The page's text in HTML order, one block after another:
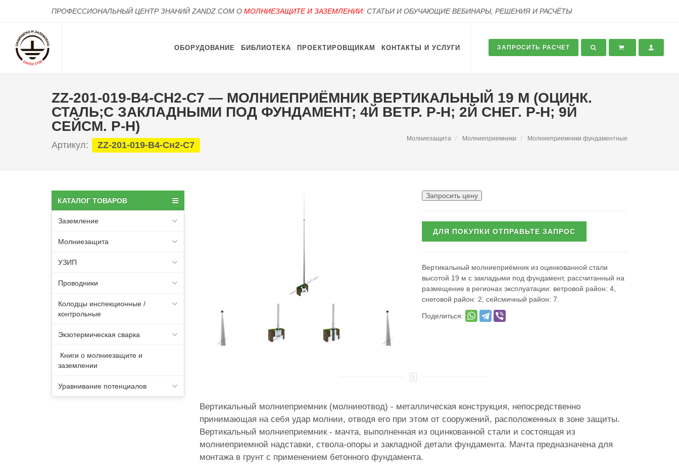
ПРОФЕССИОНАЛЬНЫЙ ЦЕНТР ЗНАНИЙ ZANDZ.COM О МОЛНИЕЗАЩИТЕ И ЗАЗЕМЛЕНИИ: СТАТЬИ И ОБУЧАЮЩИЕ ВЕБИНАРЫ, РЕШЕНИЯ И РАСЧЁТЫ
ОБОРУДОВАНИЕ БИБЛИОТЕКА ПРОЕКТИРОВЩИКАМ КОНТАКТЫ И УСЛУГИ ЗАПРОСИТЬ РАСЧЕТ
ZZ-201-019-В4-СН2-С7 — МОЛНИЕПРИЁМНИК ВЕРТИКАЛЬНЫЙ 19 М (ОЦИНК.
СТАЛЬ;С ЗАКЛАДНЫМИ ПОД ФУНДАМЕНТ; 4Й ВЕТР. Р-Н; 2Й СНЕГ. Р-Н; 9Й
СЕЙСМ. Р-Н)
Артикул: ZZ-201-019-В4-Сн2-С7
Молниезащита Молниеприемники Молниеприемники фундаментные
КАТАЛОГ ТОВАРОВ
Заземление
Молниезащита
УЗИП
Проводники
Колодцы инспекционные /
контрольные
Экзотермическая сварка
Книги о молниезащите и
заземлении
Уравнивание потенциалов
Запросить цену
ДЛЯ ПОКУПКИ ОТПРАВЬТЕ ЗАПРОС
Вертикальный молниеприёмник из оцинкованной стали
высотой 19 м с закладыми под фундамент, рассчитанный на
размещение в регионах эксплуатации: ветровой район: 4,
снеговой район: 2, сейсмичный район: 7.
Поделиться:
Вертикальный молниеприемник (молниеотвод) - металлическая конструкция, непосредственно
принимающая на себя удар молнии, отводя его при этом от сооружений, расположенных в зоне защиты.
Вертикальный молниеприемник - мачта, выполненная из оцинкованной стали и состоящая из
молниеприемной надставки, ствола-опоры и закладной детали фундамента. Мачта предназначена для
монтажа в грунт с применением бетонного фундамента.